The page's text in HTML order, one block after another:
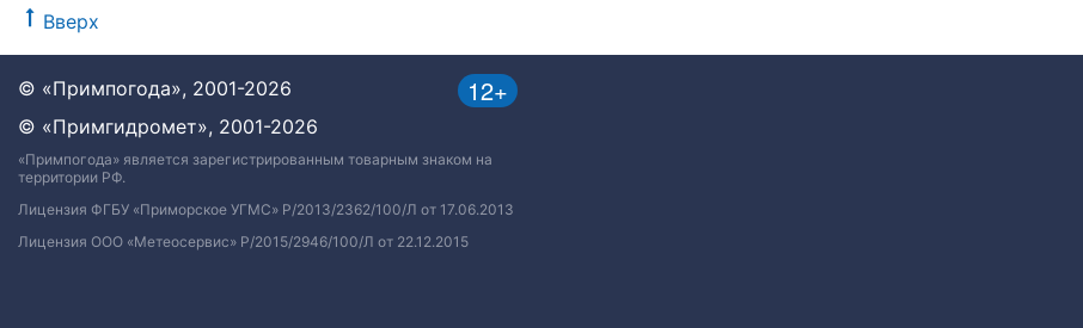
Вверх
12+
© «Примпогода», 2001-2026
© «Примгидромет», 2001-2026
«Примпогода» является зарегистрированным товарным знаком на
территории РФ.
Лицензия ФГБУ «Приморское УГМС» Р/2013/2362/100/Л от 17.06.2013
Лицензия ООО «Метеосервис» Р/2015/2946/100/Л от 22.12.2015